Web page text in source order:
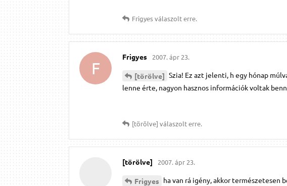
Frigyesválaszolt erre.
F
Frigyes 2007. ápr 23.
[törölve] Szia! Ez azt jelenti, h egy hónap
lenne érte, nagyon hasznos információk voltak
[törölve] válaszolt erre.
[törölve] 2007. ápr 23.
Frigyes ha van rá igény, akkor természetesen